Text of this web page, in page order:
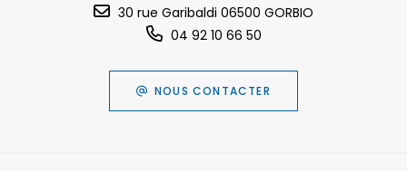
30 rue Garibaldi 06500 GORBIO
04 92 10 66 50
NOUS CONTACTER